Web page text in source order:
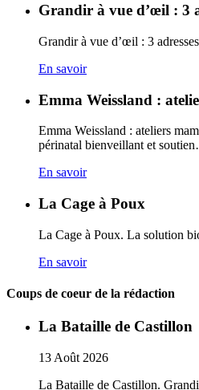
Grandir à vue d’œil : 3
Grandir à vue d’œil : 3
En savoir
Emma Weissland :
Emma Weissland : ateliers
périnatal bienveillant et
En savoir
La Cage à Poux
La Cage à Poux. La solution
En savoir
Coups de coeur de la rédaction
La Bataille de Castillon
13 Août 2026
La Bataille de Castillon.